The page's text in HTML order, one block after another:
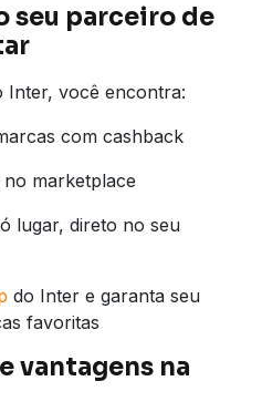
seu parceiro de
Inter, você encontra:
com cashback
marketplace
lugar, direto no seu
do Inter e garanta seu
favoritas
vantagens na